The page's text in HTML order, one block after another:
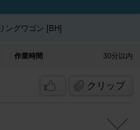
ングワゴン [BH]
作業時間 30分以内
クリップ